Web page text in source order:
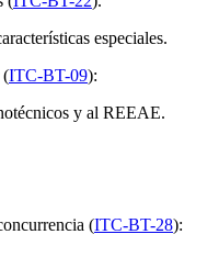
especiales.
(ITC-BT-09):
y al REEAE.
(ITC-BT-28):